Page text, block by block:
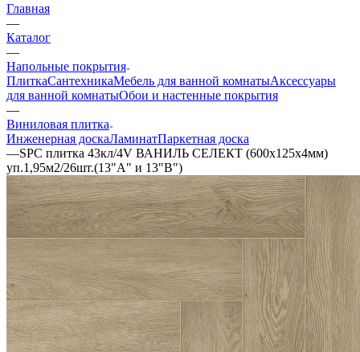
Главная
—
Каталог
—
Напольные покрытия
ПлиткаСантехникаМебель для ванной комнатыАксессуары
для ванной комнатыОбои и настенные покрытия
—
Виниловая плитка
Инженерная доскаЛаминатПаркетная доска
—SPC плитка 43кл/4V ВАНИЛЬ СЕЛЕКТ (600х125х4мм)
уп.1,95м2/26шт.(13"А" и 13"В")